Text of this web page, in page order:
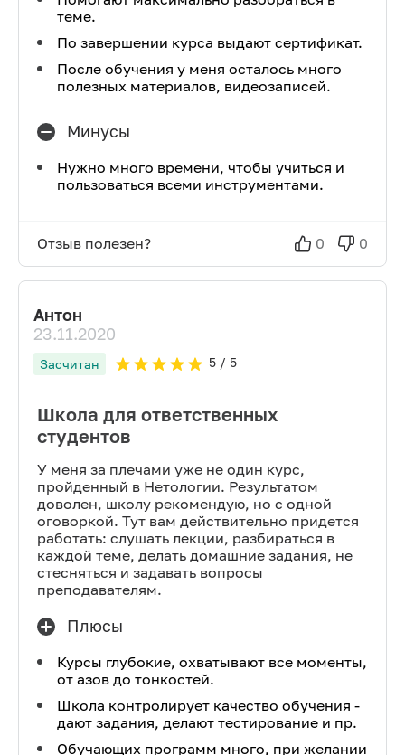
теме.
По завершении курса выдают сертификат.
После обучения у меня осталось много
полезных материалов, видеозаписей.
Минусы
Нужно много времени, чтобы учиться и
пользоваться всеми инструментами.
Отзыв полезен? 0 0
Антон
23.11.2020
Засчитан 5/ 5
Школа для ответственных
студентов
У меня за плечами уже не один курс,
пройденный в Нетологии. Результатом
доволен, школу рекомендую, но с одной
оговоркой. Тут вам действительно придется
работать: слушать лекции, разбираться в
каждой теме, делать домашние задания, не
стесняться и задавать вопросы
преподавателям.
Плюсы
Курсы глубокие, охватывают все моменты,
от азов до тонкостей.
Школа контролирует качество обучения -
дают задания, делают тестирование и пр.
Обучающих программ много, при желании